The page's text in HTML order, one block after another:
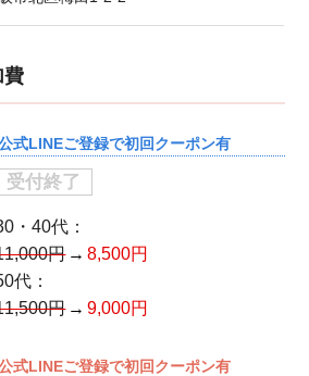
費
式LINEご登録で初回クーポン有
受付終了
・40代：
円
8,500円
代：
円
9,000円
式LINEご登録で初回クーポン有